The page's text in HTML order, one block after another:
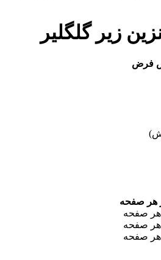
زیر گلگلیر
فرض